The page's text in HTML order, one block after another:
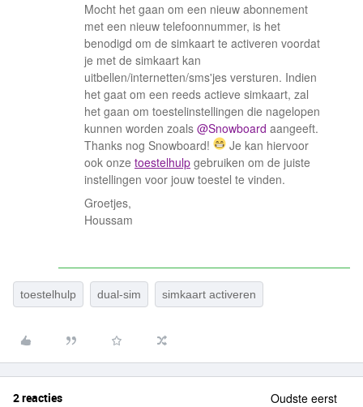
Mocht het gaan om een nieuw abonnement
met een nieuw telefoonnummer, is het
benodigd om de simkaart te activeren voordat
je met de simkaart kan
uitbellen/internetten/sms'jes versturen. Indien
het gaat om een reeds actieve simkaart, zal
het gaan om toestelinstellingen die nagelopen
kunnen worden zoals @Snowboard aangeeft.
Thanks nog Snowboard!
Je kan hiervoor
ook onze toestelhulp gebruiken om de juiste
instellingen voor jouw toestel te vinden.
Groetjes,
Houssam
toestelhulp dual-sim simkaart activeren
2 reacties Oudste eerst